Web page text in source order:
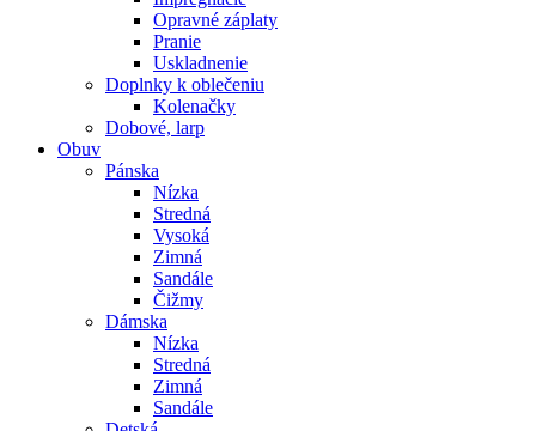
Opravné záplaty
Pranie
Uskladnenie
Doplnky k oblečeniu
Kolenačky
Dobové, larp
Obuv
Pánska
Nízka
Stredná
Vysoká
Zimná
Sandále
Čižmy
Dámska
Nízka
Stredná
Zimná
Sandále